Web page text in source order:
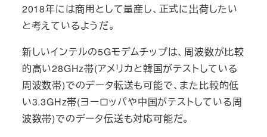
2018年には商用として量産し、正式に出荷したい
と考えているようだ。
新しいインテルの5Gモデムチップは、周波数が比較
的高い28GHz帯(アメリカと韓国がテストしている
周波数帯)でのデータ転送も可能で、また比較的低
い3.3GHz帯(ヨーロッパや中国がテストしている周
波数帯)でのデータ伝送も対応可能だ。